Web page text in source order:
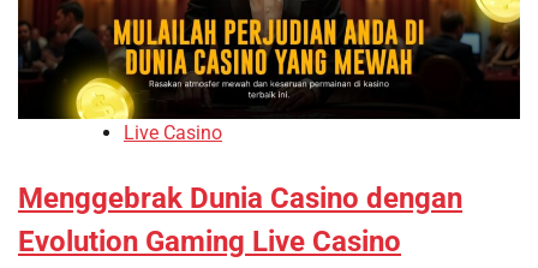
Live Casino
Menggebrak Dunia Casino dengan
Evolution Gaming Live Casino